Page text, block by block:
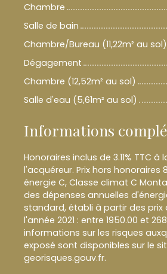
Chambre
Salle de bain
Chambre/Bureau (11,22m² au sol)
Dégagement
Chambre (12,52m² au sol)
Salle d'eau (5,61m² au sol)
Informations
Honoraires inclus de 3.11% TTC à
l'acquéreur. Prix hors honoraires
énergie C, Classe climat C
des dépenses annuelles
standard, établi à partir des prix
l'année 2021 : entre 1950.00 et
informations sur les risques
exposé sont disponibles sur le
georisques.gouv.fr.